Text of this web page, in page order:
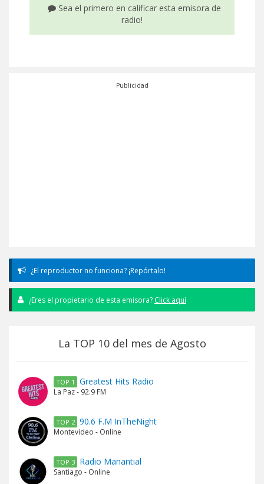
Sea el primero en calificar esta emisora de
radio!
Publicidad
¿El reproductor no funciona? ¡Repórtalo!
¿Eres el propietario de esta emisora? Click aquí
La TOP 10 del mes de Agosto
TOP 1 Greatest Hits Radio
La Paz - 92.9 FM
TOP 2 90.6 F.M InTheNight
Montevideo - Online
TOP 3 Radio Manantial
Santiago - Online